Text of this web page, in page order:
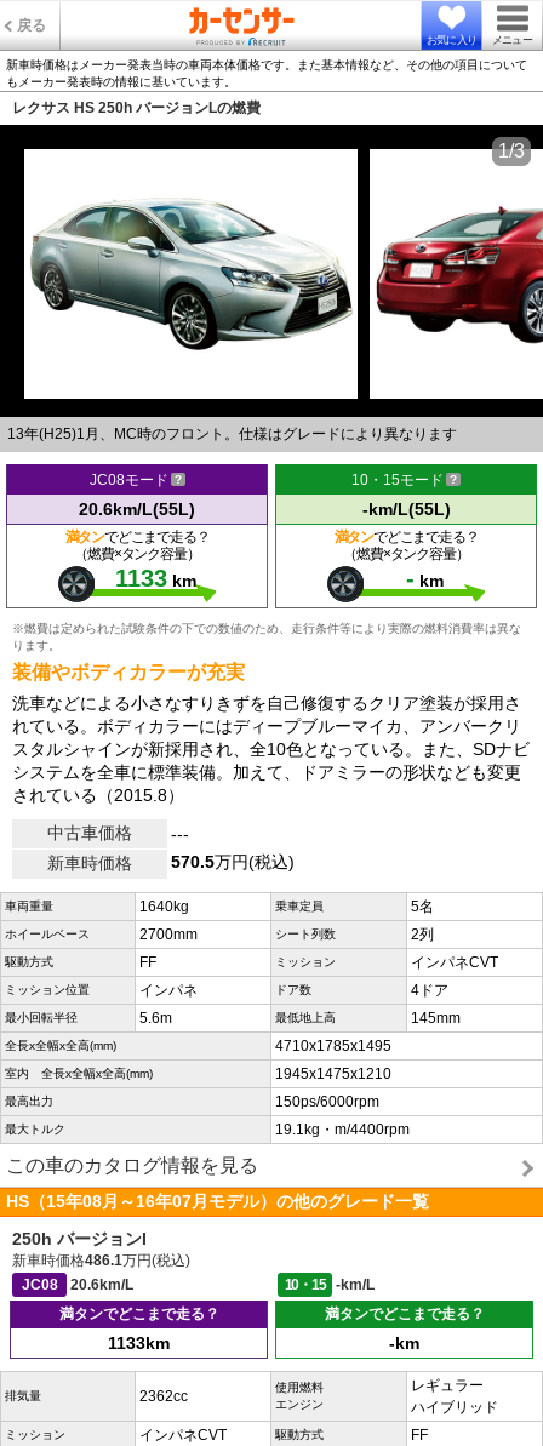
戻る
お気に入り メニュー
新車時価格はメーカー発表当時の車両本体価格です。また基本情報など、その他の項目について
もメーカー発表時の情報に基いています。
レクサス HS 250h バージョンLの燃費
13年(H25)1月、MC時のフロント。仕様はグレードにより異なります
1/3
JC08モード
20.6km/L(55L)
満タンでどこまで走る？
（燃費×タンク容量）
1133 km
10・15モード
-km/L(55L)
満タンでどこまで走る？
（燃費×タンク容量）
- km
※燃費は定められた試験条件の下での数値のため、走行条件等により実際の燃料消費率は異な
ります。
装備やボディカラーが充実
洗車などによる小さなすりきずを自己修復するクリア塗装が採用さ
れている。ボディカラーにはディープブルーマイカ、アンバークリ
スタルシャインが新採用され、全10色となっている。また、SDナビ
システムを全車に標準装備。加えて、ドアミラーの形状なども変更
されている（2015.8）
中古車価格
---
新車時価格
570.5万円(税込)
車両重量 1640kg 乗車定員 5名
ホイールベース 2700mm シート列数 2列
駆動方式 FF ミッション インパネCVT
ミッション位置 インパネ ドア数 4ドア
最小回転半径 5.6m 最低地上高 145mm
全長x全幅x全高(mm) 4710x1785x1495
室内 全長x全幅x全高(mm) 1945x1475x1210
最高出力 150ps/6000rpm
最大トルク 19.1kg・m/4400rpm
この車のカタログ情報を見る
HS（15年08月～16年07月モデル）の他のグレード一覧
250h バージョンI
新車時価格486.1万円(税込)
JC08
20.6km/L 10・15
-km/L
満タンでどこまで走る？
1133km
満タンでどこまで走る？
-km
排気量 2362cc
使用燃料
エンジン
レギュラー
ハイブリッド
ミッション インパネCVT 駆動方式 FF